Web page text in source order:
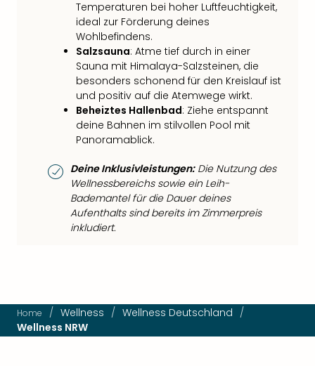
Temperaturen bei hoher Luftfeuchtigkeit,
ideal zur Förderung deines
Wohlbefindens.
Salzsauna: Atme tief durch in einer
Sauna mit Himalaya-Salzsteinen, die
besonders schonend für den Kreislauf ist
und positiv auf die Atemwege wirkt.
Beheiztes Hallenbad: Ziehe entspannt
deine Bahnen im stilvollen Pool mit
Panoramablick.
Deine Inklusivleistungen:Die Nutzung des
Wellnessbereichs sowie ein Leih-
Bademantel für die Dauer deines
Aufenthalts sind bereits im Zimmerpreis
inkludiert.
Home / Wellness / Wellness Deutschland /
Wellness NRW